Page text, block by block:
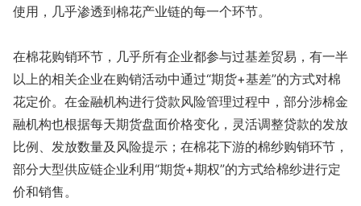
使用，几乎渗透到棉花产业链的每一个环节。
在棉花购销环节，几乎所有企业都参与过基差贸易，有一半
以上的相关企业在购销活动中通过“期货+基差”的方式对棉
花定价。在金融机构进行贷款风险管理过程中，部分涉棉金
融机构也根据每天期货盘面价格变化，灵活调整贷款的发放
比例、发放数量及风险提示；在棉花下游的棉纱购销环节，
部分大型供应链企业利用“期货+期权”的方式给棉纱进行定
价和销售。